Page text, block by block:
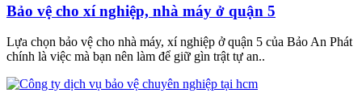
Bảo vệ cho xí nghiệp, nhà máy ở quận 5
Lựa chọn bảo vệ cho nhà máy, xí nghiệp ở quận 5 của Bảo An Phát
chính là việc mà bạn nên làm để giữ gìn trật tự an..